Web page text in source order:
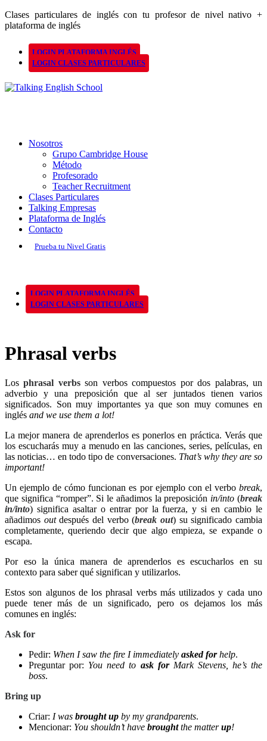
Clases particulares de inglés con tu profesor de nivel nativo +
plataforma de inglés
LOGIN PLATAFORMA INGLÉS
LOGIN CLASES PARTICULARES
Nosotros
Grupo Cambridge House
Método
Profesorado
Teacher Recruitment
Clases Particulares
Talking Empresas
Plataforma de Inglés
Contacto
Prueba tu Nivel Gratis
LOGIN PLATAFORMA INGLÉS
LOGIN CLASES PARTICULARES
Phrasal verbs
Losphrasal verbsson verbos compuestos por dos palabras, un
adverbio y una preposición que al ser juntados tienen varios
significados. Son muy importantes ya que son muy comunes en
inglés and we use them a lot!
La mejor manera de aprenderlos es ponerlos en práctica. Verás que
los escucharás muy a menudo en las canciones, series, películas, en
las noticias… en todo tipo de conversaciones. That’s why they are so
important!
Un ejemplo de cómo funcionan es por ejemplo con el verbo break,
que significa “romper”. Si le añadimos la preposición in/into (break
in/into) significa asaltar o entrar por la fuerza, y si en cambio le
añadimos outdespués del verbo (break out) su significado cambia
completamente, queriendo decir que algo empieza, se expande o
escapa.
Por eso la única manera de aprenderlos es escucharlos en su
contexto para saber qué significan y utilizarlos.
Estos son algunos de los phrasal verbs más utilizados y cada uno
puede tener más de un significado, pero os dejamos los más
comunes en inglés:
Ask for
Pedir: When I saw the fire I immediately asked forhelp.
Preguntar por: You need to ask forMark Stevens, he’s the
boss.
Bring up
Criar: I was brought up by my grandparents.
Mencionar: You shouldn’t have broughtthe matterup!